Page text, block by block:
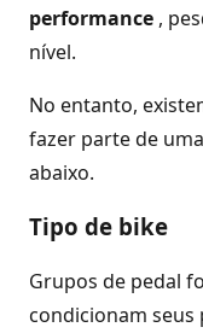
performance ,
nível.
No entanto,
fazer parte de
abaixo.
Tipo de bike
Grupos de pedal
condicionam